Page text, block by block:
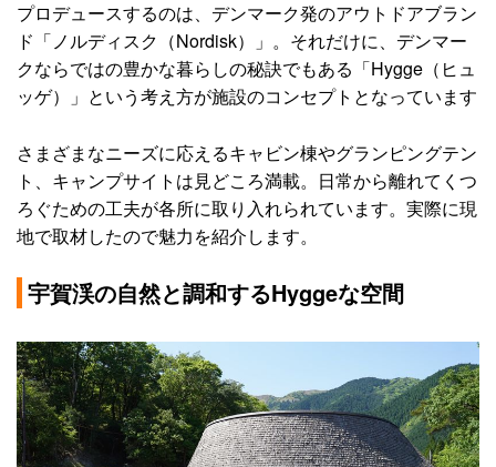
プロデュースするのは、デンマーク発のアウトドアブラン
ド「ノルディスク（Nordisk）」。それだけに、デンマー
クならではの豊かな暮らしの秘訣でもある「Hygge（ヒュ
ッゲ）」という考え方が施設のコンセプトとなっています
さまざまなニーズに応えるキャビン棟やグランピングテン
ト、キャンプサイトは見どころ満載。日常から離れてくつ
ろぐための工夫が各所に取り入れられています。実際に現
地で取材したので魅力を紹介します。
宇賀渓の自然と調和するHyggeな空間